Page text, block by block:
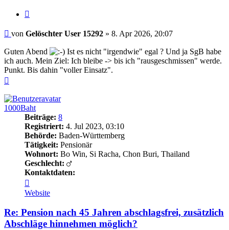
Beitrag
von Gelöschter User 15292 » 8. Apr 2026, 20:07
Guten Abend
Ist es nicht "irgendwie" egal ? Und ja SgB habe
ich auch. Mein Ziel: Ich bleibe -> bis ich "rausgeschmissen" werde.
Punkt. Bis dahin "voller Einsatz".
1000Baht
Beiträge: 8
Registriert: 4. Jul 2023, 03:10
Behörde: Baden-Württemberg
Tätigkeit: Pensionär
Wohnort: Bo Win, Si Racha, Chon Buri, Thailand
Geschlecht:
Kontaktdaten:
von
1000Baht
Website
Re: Pension nach 45 Jahren abschlagsfrei, zusätzlich
Abschläge hinnehmen möglich?